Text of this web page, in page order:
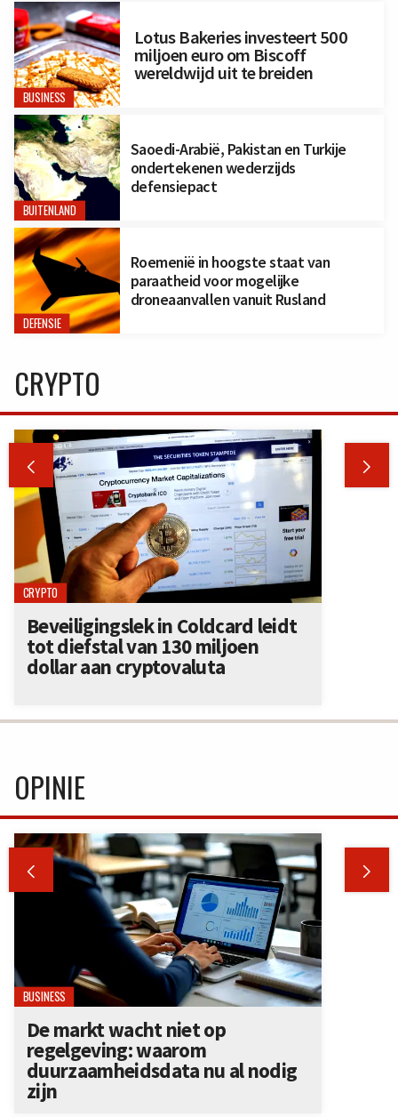
BUSINESS
Lotus Bakeries investeert 500
miljoen euro om Biscoff
wereldwijd uit te breiden
BUITENLAND
Saoedi-Arabië, Pakistan en Turkije
ondertekenen wederzijds
defensiepact
DEFENSIE
Roemenië in hoogste staat van
paraatheid voor mogelijke
droneaanvallen vanuit Rusland
CRYPTO
 
CRYPTO
Beveiligingslek in Coldcard leidt
tot diefstal van 130 miljoen
dollar aan cryptovaluta
OPINIE
 
BUSINESS
De markt wacht niet op
regelgeving: waarom
duurzaamheidsdata nu al nodig
zijn